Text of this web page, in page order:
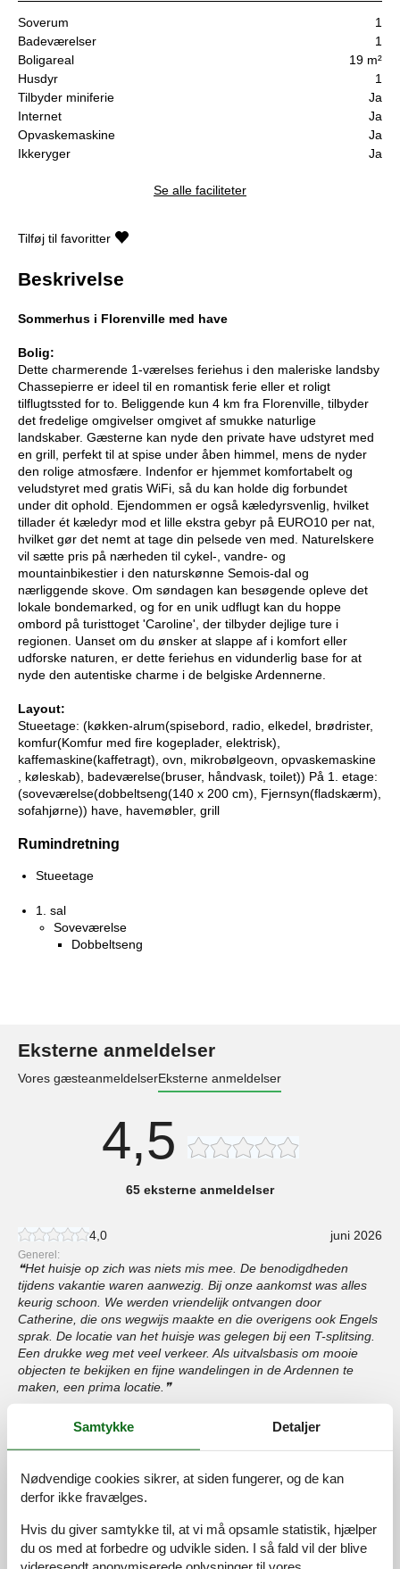
Soverum
1
Badeværelser
1
Boligareal
19 m²
Husdyr
1
Tilbyder miniferie
Ja
Internet
Ja
Opvaskemaskine
Ja
Ikkeryger
Ja
Se alle faciliteter
Tilføj til favoritter
Beskrivelse
Sommerhus i Florenville med have
Bolig:
Dette charmerende 1-værelses feriehus i den maleriske landsby
Chassepierre er ideel til en romantisk ferie eller et roligt
tilflugtssted for to. Beliggende kun 4 km fra Florenville, tilbyder
det fredelige omgivelser omgivet af smukke naturlige
landskaber. Gæsterne kan nyde den private have udstyret med
en grill, perfekt til at spise under åben himmel, mens de nyder
den rolige atmosfære. Indenfor er hjemmet komfortabelt og
veludstyret med gratis WiFi, så du kan holde dig forbundet
under dit ophold. Ejendommen er også kæledyrsvenlig, hvilket
tillader ét kæledyr mod et lille ekstra gebyr på EURO10 per nat,
hvilket gør det nemt at tage din pelsede ven med. Naturelskere
vil sætte pris på nærheden til cykel-, vandre- og
mountainbikestier i den naturskønne Semois-dal og
nærliggende skove. Om søndagen kan besøgende opleve det
lokale bondemarked, og for en unik udflugt kan du hoppe
ombord på turisttoget 'Caroline', der tilbyder dejlige ture i
regionen. Uanset om du ønsker at slappe af i komfort eller
udforske naturen, er dette feriehus en vidunderlig base for at
nyde den autentiske charme i de belgiske Ardennerne.
Layout:
Stueetage: (køkken-alrum(spisebord, radio, elkedel, brødrister,
komfur(Komfur med fire kogeplader, elektrisk),
kaffemaskine(kaffetragt), ovn, mikrobølgeovn, opvaskemaskine
, køleskab), badeværelse(bruser, håndvask, toilet)) På 1. etage:
(soveværelse(dobbeltseng(140 x 200 cm), Fjernsyn(fladskærm),
sofahjørne)) have, havemøbler, grill
Rumindretning
Stueetage
1. sal
Soveværelse
Dobbeltseng
Eksterne anmeldelser
Vores gæsteanmeldelserEksterne anmeldelser
4,5
65 eksterne anmeldelser
4,0 juni 2026
Generel:
Het huisje op zich was niets mis mee. De benodigdheden
tijdens vakantie waren aanwezig. Bij onze aankomst was alles
keurig schoon. We werden vriendelijk ontvangen door
Catherine, die ons wegwijs maakte en die overigens ook Engels
sprak. De locatie van het huisje was gelegen bij een T-splitsing.
Een drukke weg met veel verkeer. Als uitvalsbasis om mooie
objecten te bekijken en fijne wandelingen in de Ardennen te
maken, een prima locatie.
4,0
Generel:
ontvangen. De dame die ons ontving spreekt ook engels. Wel
een beetje wennen dat bank, televisie en bed op de
stoelen. Dit is ook op de foto`s te zien. Een puntje van
opbouwende kritiek: misschien een paar stoelkussentjes
Samtykke Detaljer
Nødvendige cookies sikrer, at siden fungerer, og de kan
derfor ikke fravælges.
Hvis du giver samtykke til, at vi må opsamle statistik, hjælper
du os med at forbedre og udvikle siden. I så fald vil der blive